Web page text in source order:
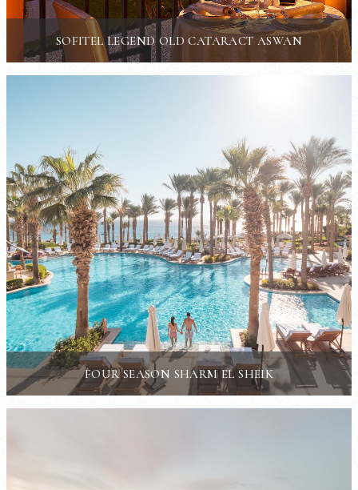
SOFITEL LEGEND OLD CATARACT ASWAN
FOUR SEASON SHARM EL SHEIK